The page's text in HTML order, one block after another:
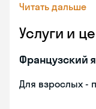
Читать дальше
Услуги и
Французский
Для взрослых -